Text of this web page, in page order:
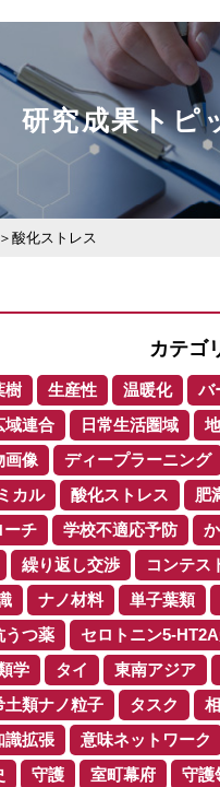
研究成果トピ
酸化ストレス
カテゴ
樹 生産性 温暖化 バ
域連合 日常生活圏域
画像 ディープラーニング
カル 酸化ストレス 肥
ーチ 学校不適応予防
繰り返し交渉 コンテス
ナノ材料 単子葉類
うつ薬 セロトニン5-
学 タイ 東南アジア
土類ナノ粒子 タスク
識拡張 意味ネットワーク
守護 室町幕府 守護